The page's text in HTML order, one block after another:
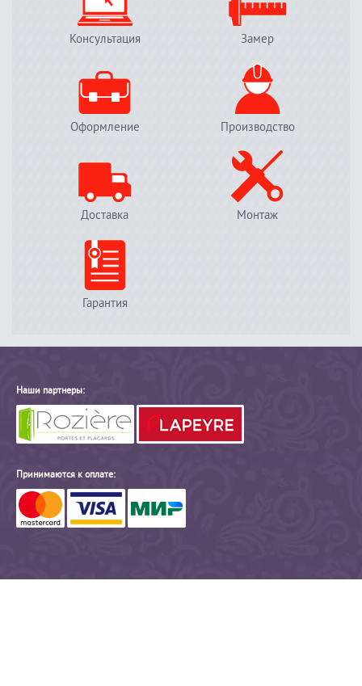
Консультация Замер
Оформление Производство
Доставка Монтаж
Гарантия
Наши партнеры:
Принимаются к оплате: